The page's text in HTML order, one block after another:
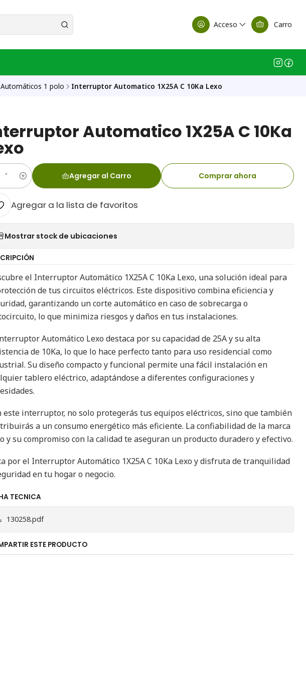
Acceso Carro
1 polo Interruptor Automatico 1X25A C 10Ka Lexo
Automatico 1X25A C 10Ka
Agregar al Carro Comprar ahora
Agregar a la lista de favoritos
Mostrar stock de ubicaciones
el Interruptor Automático 1X25A C 10Ka Lexo, una solución ideal para
de tus circuitos eléctricos. Este dispositivo combina eficiencia y
garantizando un corte automático en caso de sobrecarga o
lo que minimiza riesgos y daños en tus instalaciones.
Automático Lexo destaca por su capacidad de 25A y su alta
de 10Ka, lo que lo hace perfecto tanto para uso residencial como
Su diseño compacto y funcional permite una fácil instalación en
tablero eléctrico, adaptándose a diferentes configuraciones y
este interruptor, no solo protegerás tus equipos eléctricos, sino que también
a un consumo energético más eficiente. La confiabilidad de la marca
y su compromiso con la calidad te aseguran un producto duradero y efectivo.
por el Interruptor Automático 1X25A C 10Ka Lexo y disfruta de tranquilidad
en tu hogar o negocio.
TECNICA
130258.pdf
ESTE PRODUCTO